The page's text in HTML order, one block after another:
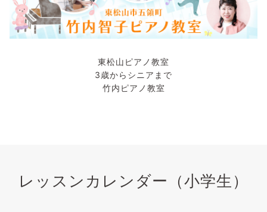
東松山ピアノ教室
3歳からシニアまで
竹内ピアノ教室
レッスンカレンダー（小学生）